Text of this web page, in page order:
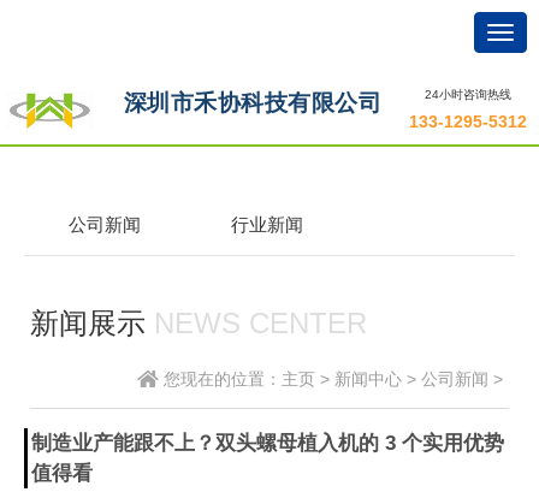
深圳市禾协科技有限公司 24小时咨询热线
133-1295-5312
公司新闻 行业新闻
新闻展示 NEWS CENTER
您现在的位置： 主页 > 新闻中心 > 公司新闻 >
制造业产能跟不上？双头螺母植入机的 3 个实用优势
值得看